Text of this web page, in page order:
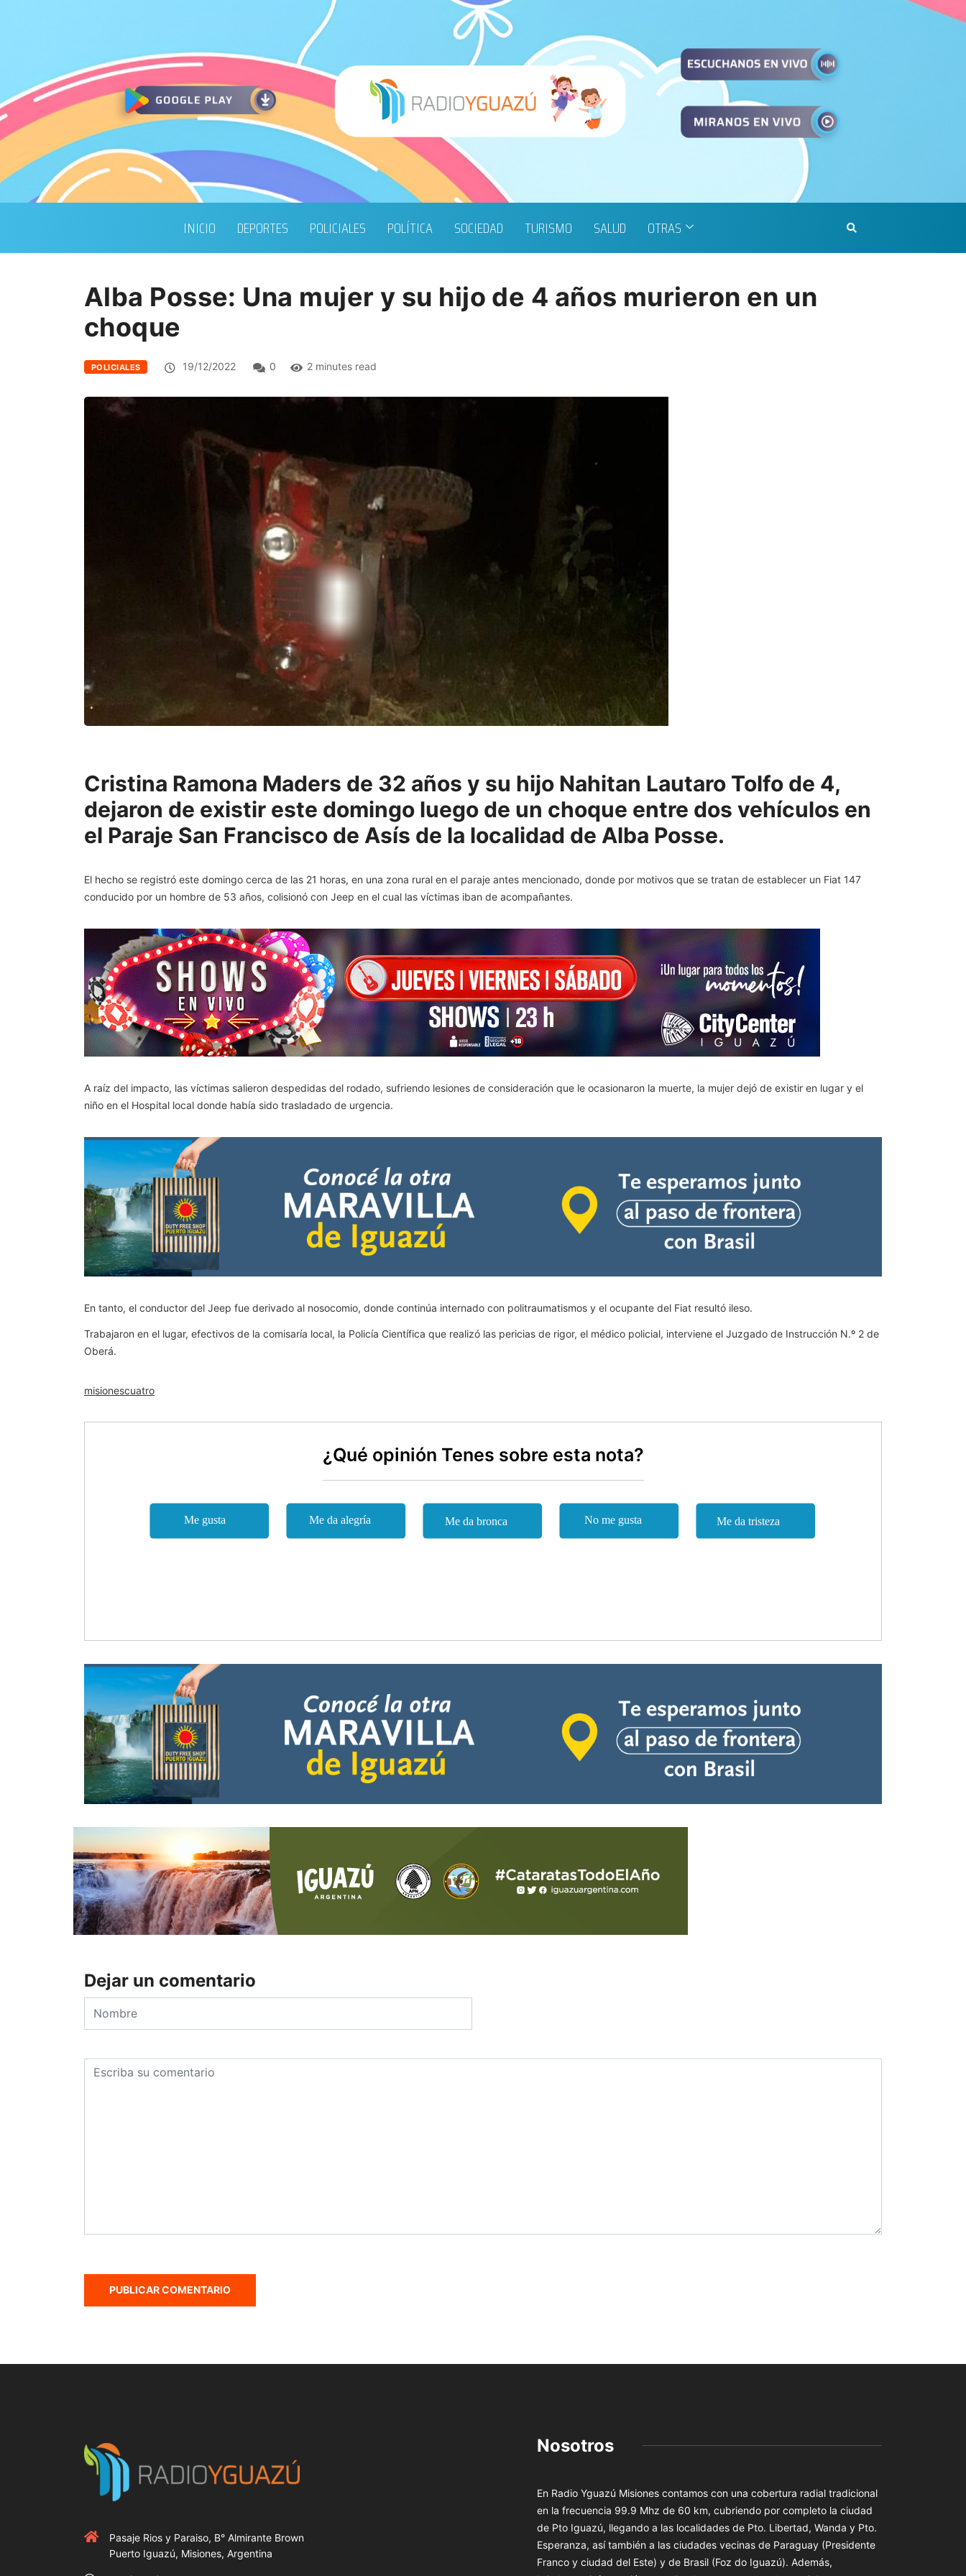
INICIO DEPORTES POLICIALES POLÍTICA SOCIEDAD TURISMO SALUD OTRAS
Alba Posse: Una mujer y su hijo de 4 años murieron en un
choque
POLICIALES 19/12/2022 0 2 minutes read
Cristina Ramona Maders de 32 años y su hijo Nahitan Lautaro Tolfo de 4,
dejaron de existir este domingo luego de un choque entre dos vehículos en
el Paraje San Francisco de Asís de la localidad de Alba Posse.
El hecho se registró este domingo cerca de las 21 horas, en una zona rural en el paraje antes mencionado, donde por motivos que se tratan de establecer un Fiat 147
conducido por un hombre de 53 años, colisionó con Jeep en el cual las víctimas iban de acompañantes.
A raíz del impacto, las víctimas salieron despedidas del rodado, sufriendo lesiones de consideración que le ocasionaron la muerte, la mujer dejó de existir en lugar y el
niño en el Hospital local donde había sido trasladado de urgencia.
En tanto, el conductor del Jeep fue derivado al nosocomio, donde continúa internado con politraumatismos y el ocupante del Fiat resultó ileso.
Trabajaron en el lugar, efectivos de la comisaría local, la Policía Científica que realizó las pericias de rigor, el médico policial, interviene el Juzgado de Instrucción N.º 2 de
Oberá.
misionescuatro
¿Qué opinión Tenes sobre esta nota?
Dejar un comentario
Pasaje Rios y Paraiso, B° Almirante Brown
Puerto Iguazú, Misiones, Argentina
Nosotros
En Radio Yguazú Misiones contamos con una cobertura radial tradicional
en la frecuencia 99.9 Mhz de 60 km, cubriendo por completo la ciudad
de Pto Iguazú, llegando a las localidades de Pto. Libertad, Wanda y Pto.
Esperanza, así también a las ciudades vecinas de Paraguay (Presidente
Franco y ciudad del Este) y de Brasil (Foz do Iguazú). Además,